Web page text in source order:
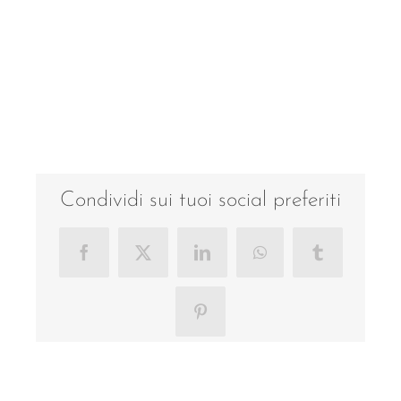
Condividi sui tuoi social preferiti
FacebookX LinkedInWhatsAppTumblr
Pinterest